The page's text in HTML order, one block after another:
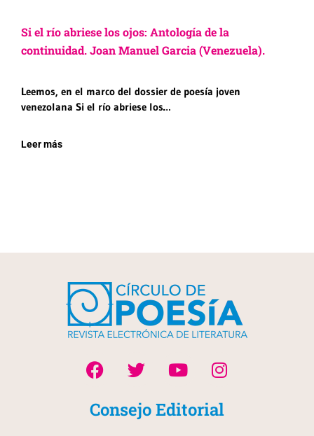
Si el río abriese los ojos: Antología de la
continuidad. Joan Manuel Garcia (Venezuela).
Leemos, en el marco del dossier de poesía joven
venezolana Si el río abriese los…
Leer más
Consejo Editorial